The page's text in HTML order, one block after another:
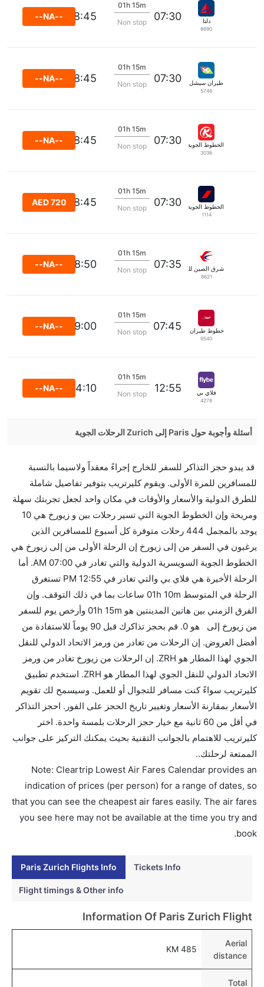
دلتا
8690
07:30
01h 15m
Non stop
08:45
--NA--
طيران سيشل
5746
07:30
01h 15m
Non stop
08:45
--NA--
الخطوط الجوية الكينية
3036
07:30
01h 15m
Non stop
08:45
--NA--
الخطوط الجوية الفرنسية
1114
07:30
01h 15m
Non stop
08:45
AED 720
شرق الصين للطيران
8621
07:35
01h 15m
Non stop
08:50
--NA--
خطوط طيران موريشيوس
9540
07:45
01h 15m
Non stop
09:00
--NA--
فلاي بي
4278
12:55
01h 15m
Non stop
14:10
--NA--
أسئلة وأجوبة حول Paris إلى Zurich الرحلات الجوية
إلىزيورخ مما تستغرقه الخطوط الجوية الأخرى؟
نعم. توفر كل من SAS أسرع رحلات الطيران على هذا
الطريق،
هل توفر شركات الطيران مساحة إضافية للنوم؟
كثير من خطوط طيران درجة رجال الأعمال توفر مساحة
إضافية للنوم.
هل يمكنني حمل طعامي الخاص؟
نعم، يمكنك حمل طعامك الخاص، و لكن يجب أن يكون معبئا
بشكل جيد.
هل سيقدم لي الكحول على متن رحلة من إلى زيورخ؟
لا تقدم شركة الطيران الكحول على متن رحلة داخلية. يتم
تقديم الكحول على متن الرحلات الدولية فقط.
ما متوسط أسعار رحلة الدرجة الاقتصادية من إلى زيورخ؟
تتراوح أسعار رحلة الدرجة الاقتصادية من AED 0 إلى AED
6750. الخطوط الجوية السويسرية الدولية, المتحدة, طيران
أوسترال, دلتا, طيران سيشل, الخطوط الجوية الكينية,
الخطوط الجوية الفرنسية, شرق الصين للطيران, خطوط
هل اختيار إنجاز إجراءات السفر عبر الإنترنت متاح في رحلة
إلى زيورخ؟
هل يمكنني حجز فنادق متوسطة التكلفة بالقرب من مطار
عبر اختيار فنادق كليرتريب.
هل يتيح زيورخ مطار إمكانية تغيير الحفاض للأطفال؟
نعم، يتيح مطار زيورخ المطور حديثا هذه الإمكانية للأطفال و
الرضع.
قد يبدو حجز التذاكر للسفر للخارج إجراءً معقداً ولاسيما بالنسبة
للمسافرين للمرة الأولى. ويقوم كليرتريب بتوفير تفاصيل شاملة
للطرق الدولية والأسعار والأوقات في مكان واحد لجعل تجربتك سهلة
ومريحة وإن الخطوط الجوية التي تسير رحلات بين و زيورخ هي 10
يوجد بالمجمل 444 رحلات متوفرة كل أسبوع للمسافرين الذين
يرغبون في السفر من إلى زيورخ إن الرحلة الأولى من إلى زيورخ هي
الخطوط الجوية السويسرية الدولية والتي تغادر في 07:00 AM. أما
الرحلة الأخيرة هي فلاي بي والتي تغادر في 12:55 PM تستغرق
الرحلة في المتوسط 01h 10m ساعات بما في ذلك التوقف. وإن
الفرق الزمني بين هاتين المدينتين هو 01h 15m وأرخص يوم للسفر
من زيورخ إلى هو 0. قم بحجز تذاكرك قبل 90 يوماً للاستفادة من
أفضل العروض. إن الرحلات من تغادر من ورمز الاتحاد الدولي للنقل
الجوي لهذا المطار هو ZRH. إن الرحلات من زيورخ تغادر من ورمز
الاتحاد الدولي للنقل الجوي لهذا المطار هو ZRH. استخدم تطبيق
كليرتريب سواءً كنت مسافر للتجوال أو للعمل. وسيسمح لك تقويم
الأسعار بمقارنة الأسعار وتغيير تاريخ الحجز على الفور. احجز التذاكر
في أقل من 60 ثانية مع خيار حجز الرحلات بلمسة واحدة. اختر
كليرتريب للاهتمام بالجوانب التقنية بحيث يمكنك التركيز على جوانب
الممتعة لرحلتك..
Note: Cleartrip Lowest Air Fares Calendar provides an
indication of prices (per person) for a range of dates, so
that you can see the cheapest air fares easily. The air fares
you see here may not be available at the time you try and
book.
Paris Zurich Flights Info Tickets Info
Flight timings & Other info
Information Of Paris Zurich Flight
Aerial
distance
485 KM
Total